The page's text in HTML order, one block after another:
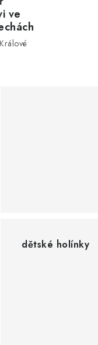
ve
dětské holínky